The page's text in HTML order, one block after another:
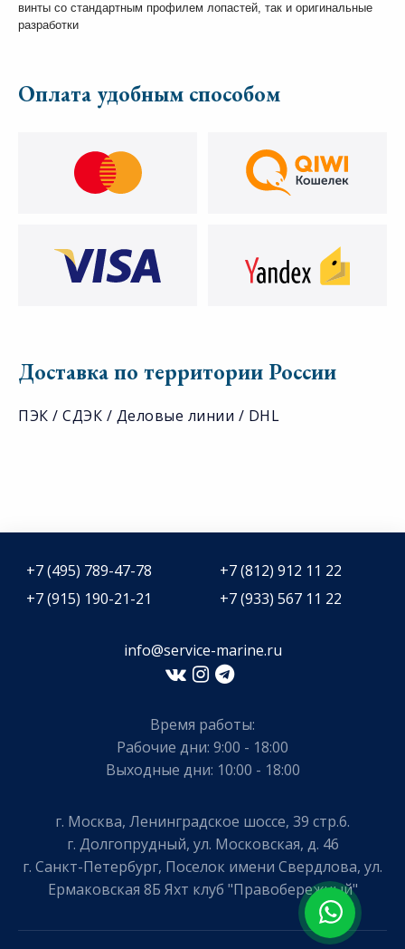
винты со стандартным профилем лопастей, так и оригинальные
разработки
Оплата удобным способом
Доставка по территории России
ПЭК / СДЭК / Деловые линии / DHL
+7 (495) 789-47-78
+7 (812) 912 11 22
+7 (915) 190-21-21
+7 (933) 567 11 22
info@service-marine.ru​​
Время работы:
Рабочие дни: 9:00 - 18:00
Выходные дни: 10:00 - 18:00
г. Москва, Ленинградское шоссе, 39 стр.6.
г. Долгопрудный, ул. Московская, д. 46
г. Санкт-Петербург, Поселок имени Свердлова, ул.
Ермаковская 8Б Яхт клуб "Правобережный"